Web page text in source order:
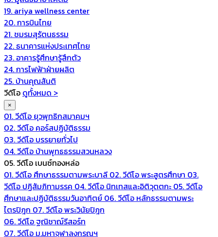
19. ariya wellness center
20. การบินไทย
21. ชมรมสุรัตนธรรม
22. ธนาคารแห่งประเทศไทย
23. อาคารรู้ศึกษารู้สึกตัว
24. การไฟฟ้าฝ่ายผลิต
25. บ้านคุณสันติ
วีดีโอ ดูทั้งหมด >
×
01. วีดีโอ ยุวพุทธิกสมาคมฯ
02. วีดีโอ คอร์สปฏิบัติธรรม
03. วีดีโอ บรรยายทั่วไป
04. วีดีโอ บ้านพุทธธรรมสวนหลวง
05. วีดีโอ เบนซ์ทองหล่อ
01. วีดีโอ ศึกษาธรรมตามพระบาลี 02. วีดีโอ พระสูตรศึกษา 03.
วีดีโอ ปฏิสัมภิทามรรค 04. วีดีโอ นิทเทสและอิติวุตตกะ 05. วีดีโอ
ศึกษาและปฏิบัติธรรมวันอาทิตย์ 06. วีดีโอ หลักธรรมตามพระ
ไตรปิฎก 07. วีดีโอ พระวินัยปิฎก
06. วีดีโอ ฐณิชาฌ์รีสอร์ท
07. วีดีโอ ม.มหาจุฬาลงกรณฯ